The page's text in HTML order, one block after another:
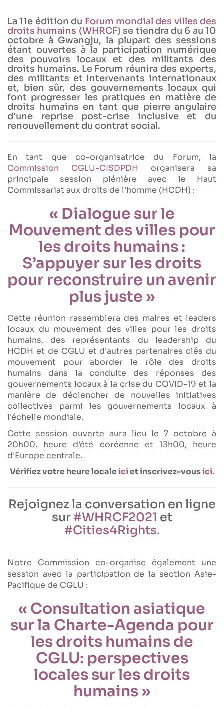
La 11e édition du Forum mondial des villes des
droits humains (WHRCF) se tiendra du 6 au 10
octobre à Gwangju, la plupart des sessions
étant ouvertes à la participation numérique
des pouvoirs locaux et des militants des
droits humains. Le Forum réunira des experts,
des militants et intervenants internationaux
et, bien sûr, des gouvernements locaux qui
font progresser les pratiques en matière de
droits humains en tant que pierre angulaire
d'une reprise post-crise inclusive et du
renouvellement du contrat social.
En tant que co-organisatrice du Forum, la
Commission CGLU-CISDPDH organisera sa
principale session plénière avec le Haut
Commissariat aux droits de l'homme (HCDH) :
« Dialogue sur le
Mouvement des villes pour
les droits humains :
S’appuyer sur les droits
pour reconstruire un avenir
plus juste »
Cette réunion rassemblera des maires et leaders
locaux du mouvement des villes pour les droits
humains, des représentants du leadership du
HCDH et de CGLU et d'autres partenaires clés du
mouvement pour aborder le rôle des droits
humains dans la conduite des réponses des
gouvernements locaux à la crise du COVID-19 et la
manière de déclencher de nouvelles initiatives
collectives parmi les gouvernements locaux à
l'échelle mondiale.
Cette session ouverte aura lieu le 7 octobre à
20h00, heure d'été coréenne et 13h00, heure
d'Europe centrale.
Vérifiez votre heure localeiciet inscrivez-vousici.
Rejoignez la conversation en ligne
sur#WHRCF2021 et
#Cities4Rights.
Notre Commission co-organise également une
session avec la participation de la section Asie-
Pacifique de CGLU :
« Consultation asiatique
sur la Charte-Agenda pour
les droits humains de
CGLU: perspectives
locales sur les droits
humains »